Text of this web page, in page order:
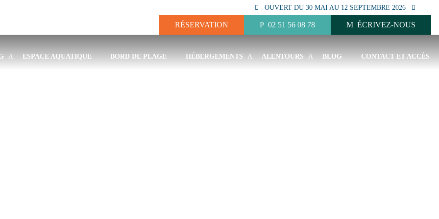
OUVERT DU 30 MAI AU 12 SEPTEMBRE 2026
RÉSERVATION 02 51 56 08 78 ÉCRIVEZ-NOUS
ESPACE AQUATIQUE BORD DE PLAGE HÉBERGEMENTS ALENTOURS BLOG CONTACT ET ACCÈS